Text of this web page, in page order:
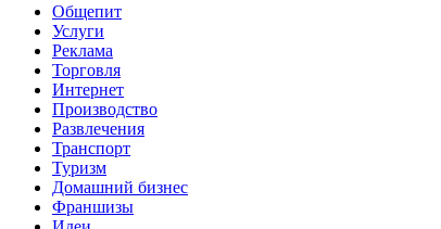
Общепит
Услуги
Реклама
Торговля
Интернет
Производство
Развлечения
Транспорт
Туризм
Домашний бизнес
Франшизы